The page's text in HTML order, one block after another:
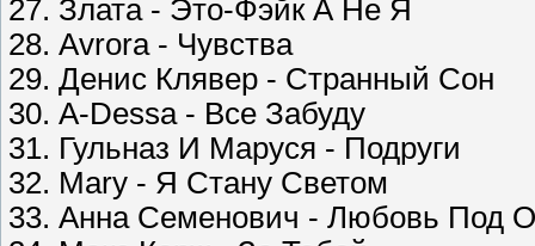
27. Злата - Это-Фэйк А Не Я
28. Avrora - Чувства
29. Денис Клявер - Странный Сон
30. A-Dessa - Все Забуду
31. Гульназ И Маруся - Подруги
32. Mary - Я Стану Светом
33. Анна Семенович - Любовь Под